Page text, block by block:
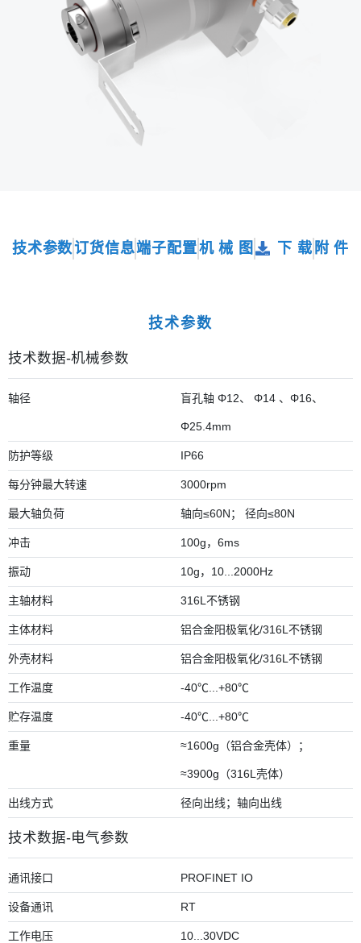
技术参数订货信息端子配置机 械 图 下 载 附 件
技术参数
技术数据-机械参数
轴径 盲孔轴 Φ12、 Φ14 、Φ16、
Φ25.4mm
防护等级 IP66
每分钟最大转速 3000rpm
最大轴负荷 轴向≤60N； 径向≤80N
冲击 100g，6ms
振动 10g，10...2000Hz
主轴材料 316L不锈钢
主体材料 铝合金阳极氧化/316L不锈钢
外壳材料 铝合金阳极氧化/316L不锈钢
工作温度 -40℃...+80℃
贮存温度 -40℃...+80℃
重量 ≈1600g（铝合金壳体）；
≈3900g（316L壳体）
出线方式 径向出线；轴向出线
技术数据-电气参数
通讯接口 PROFINET IO
设备通讯 RT
工作电压 10...30VDC